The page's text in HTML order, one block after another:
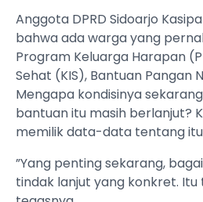
Anggota DPRD Sidoarjo
bahwa ada warga yang
Program Keluarga Harapan
Sehat (KIS), Bantuan Pangan
Mengapa kondisinya
bantuan itu masih berlanjut?
memilik data-data tentang
”Yang penting sekarang,
tindak lanjut yang konkret. Itu